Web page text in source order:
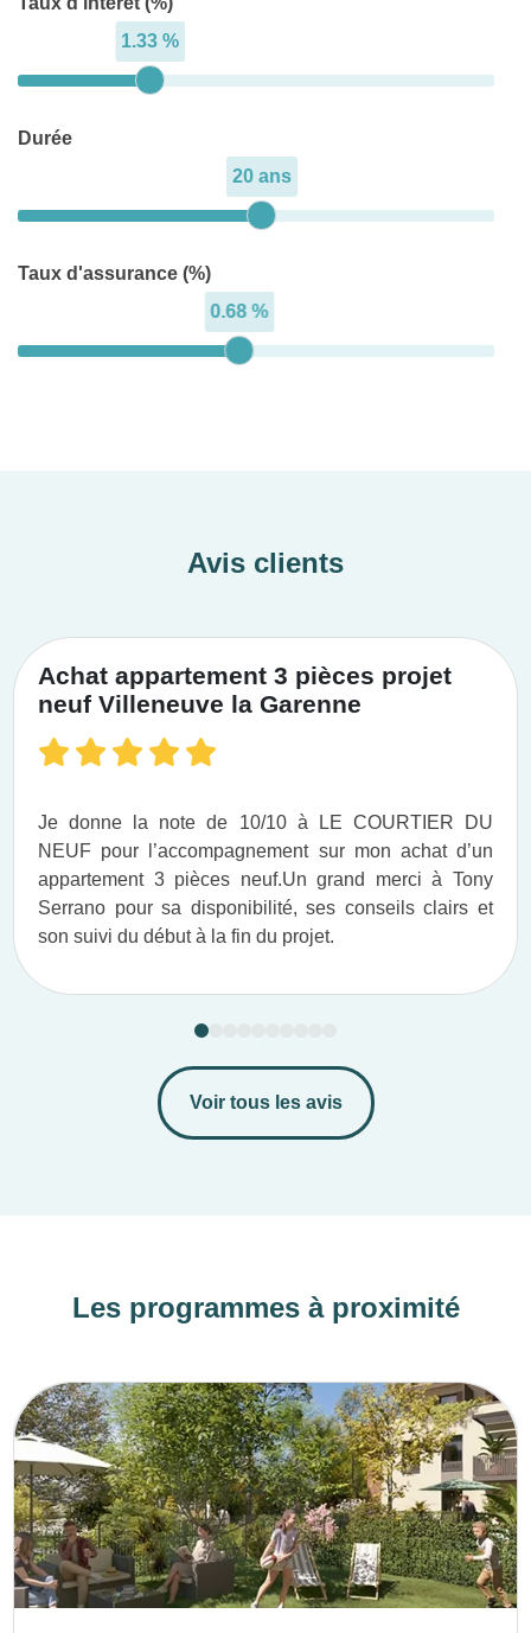
1.33 %
Durée
20 ans
Taux d'assurance (%)
0.68 %
Avis clients
Achat appartement 3 pièces projet
neuf Villeneuve la Garenne
Je donne la note de 10/10 à LE COURTIER DU
NEUF pour l’accompagnement sur mon achat d’un
appartement 3 pièces neuf.​ Un grand merci à Tony
Serrano pour sa disponibilité, ses conseils clairs et
son suivi du début à la fin du projet.​
Voir tous les avis
Les programmes à proximité